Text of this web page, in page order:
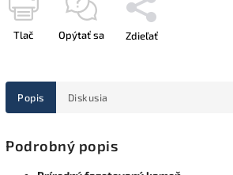
Tlač Opýtať sa Zdieľať
Popis Diskusia
Podrobný popis